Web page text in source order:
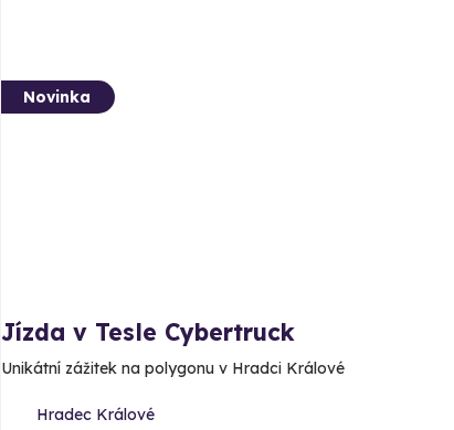
Novinka
Jízda v Tesle Cybertruck
Unikátní zážitek na polygonu v Hradci Králové
Hradec Králové